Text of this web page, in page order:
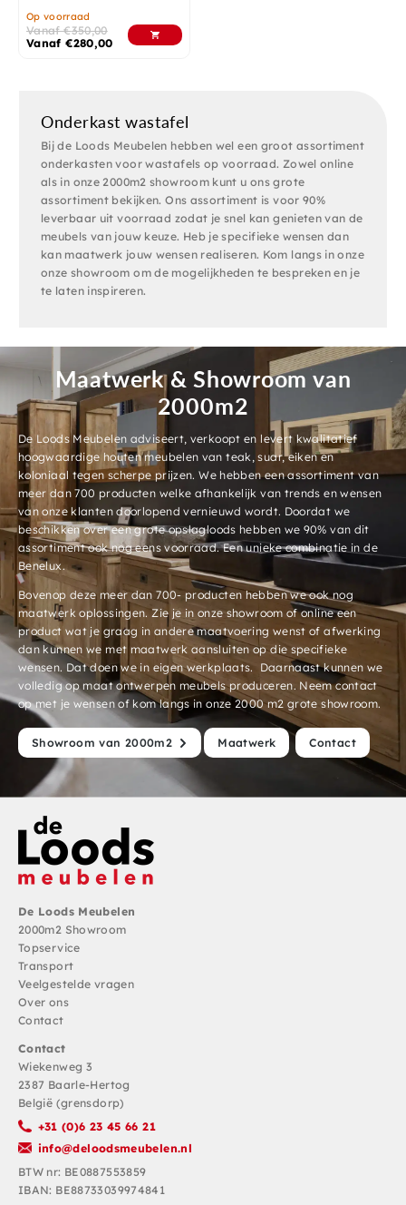
Op voorraad
Vanaf€350,00
Vanaf€280,00
Onderkast wastafel
Bij de Loods Meubelen hebben wel een groot assortiment
onderkasten voor wastafels op voorraad. Zowel online
als in onze 2000m2 showroom kunt u ons grote
assortiment bekijken. Ons assortiment is voor 90%
leverbaar uit voorraad zodat je snel kan genieten van de
meubels van jouw keuze. Heb je specifieke wensen dan
kan maatwerk jouw wensen realiseren. Kom langs in onze
onze showroom om de mogelijkheden te bespreken en je
te laten inspireren.
Maatwerk & Showroom van
2000m2
De Loods Meubelen adviseert, verkoopt en levert kwalitatief
hoogwaardige houten meubelen van teak, suar, eiken en
koloniaal tegen scherpe prijzen. We hebben een assortiment van
meer dan 700 producten welke afhankelijk van trends en wensen
van onze klanten doorlopend vernieuwd wordt. Doordat we
beschikken over een grote opslagloods hebben we 90% van dit
assortiment ook nog eens voorraad. Een unieke combinatie in de
Benelux.
Bovenop deze meer dan 700- producten hebben we ook nog
maatwerk oplossingen. Zie je in onze showroom of online een
product wat je graag in andere maatvoering wenst of afwerking
dan kunnen we met maatwerk aansluiten op die specifieke
wensen. Dat doen we in eigen werkplaats. Daarnaast kunnen we
volledig op maat ontwerpen meubels produceren. Neem contact
op met je wensen of kom langs in onze 2000 m2 grote showroom.
Showroom van 2000m2 Maatwerk Contact
De Loods Meubelen
2000m2 Showroom
Topservice
Transport
Veelgestelde vragen
Over ons
Contact
Contact
Wiekenweg 3
2387 Baarle-Hertog
België (grensdorp)
+31 (0)6 23 45 66 21
info@deloodsmeubelen.nl
BTW nr: BE0887553859
IBAN: BE88733039974841